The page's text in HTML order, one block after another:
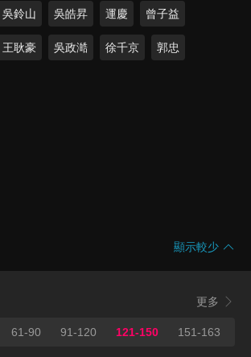
吳鈴山 吳皓昇 運慶 曾子益
王耿豪 吳政澔 徐千京 郭忠
顯示較少
更多
61-90 91-120 121-150 151-163